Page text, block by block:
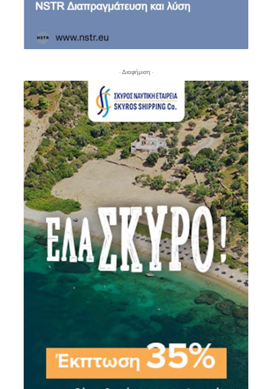
- Διαφήμιση -